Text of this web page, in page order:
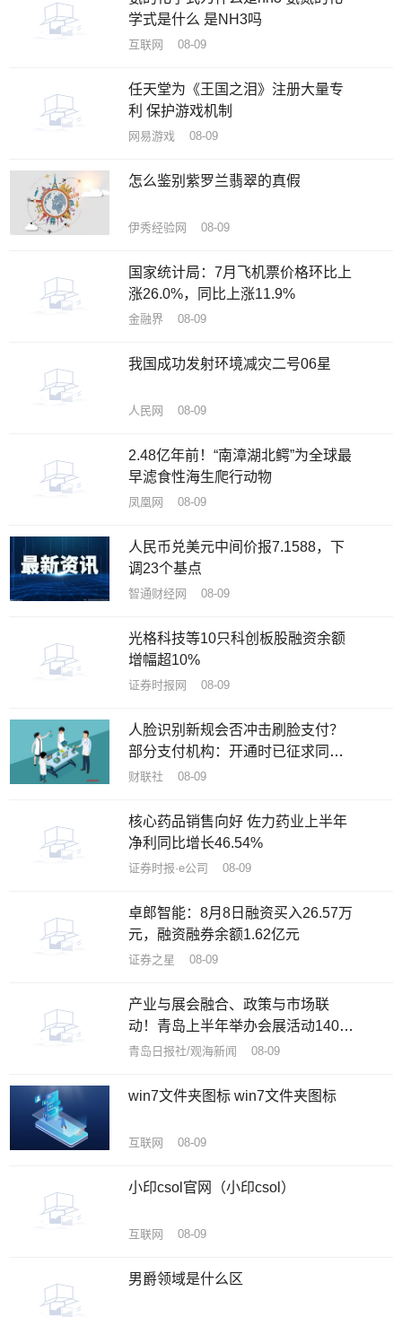
学式是什么 是NH3吗
互联网 08-09
任天堂为《王国之泪》注册大量专
利 保护游戏机制
网易游戏 08-09
怎么鉴别紫罗兰翡翠的真假
伊秀经验网 08-09
国家统计局：7月飞机票价格环比上
涨26.0%，同比上涨11.9%
金融界 08-09
我国成功发射环境减灾二号06星
人民网 08-09
2.48亿年前！“南漳湖北鳄”为全球最
早滤食性海生爬行动物
凤凰网 08-09
人民币兑美元中间价报7.1588，下
调23个基点
智通财经网 08-09
光格科技等10只科创板股融资余额
增幅超10%
证券时报网 08-09
人脸识别新规会否冲击刷脸支付？
部分支付机构：开通时已征求同
意，自身不存储用户脸部数据
财联社 08-09
核心药品销售向好 佐力药业上半年
净利同比增长46.54%
证券时报·e公司 08-09
卓郎智能：8月8日融资买入26.57万
元，融资融券余额1.62亿元
证券之星 08-09
产业与展会融合、政策与市场联
动！青岛上半年举办会展活动140余
项
青岛日报社/观海新闻 08-09
win7文件夹图标 win7文件夹图标
互联网 08-09
小印csol官网（小印csol）
互联网 08-09
男爵领域是什么区